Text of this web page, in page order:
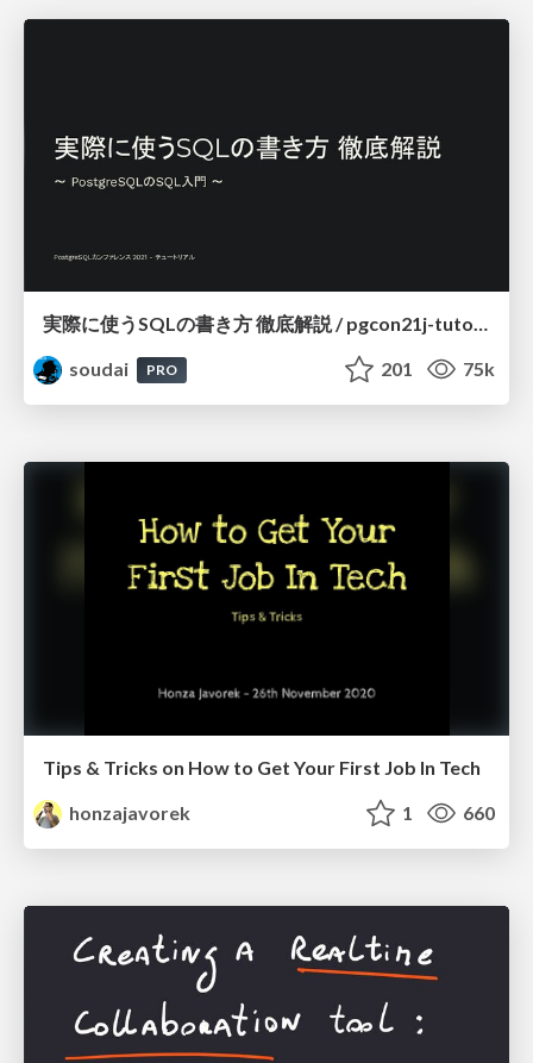
実際に使うSQLの書き方 徹底解説 / pgcon21j-tutorial
soudai
PRO 201 75k
Tips & Tricks on How to Get Your First Job In Tech
honzajavorek
1 660